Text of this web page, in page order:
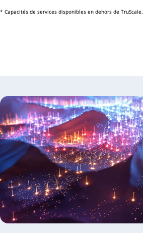
* Capacités de services disponibles en dehors de TruScale.